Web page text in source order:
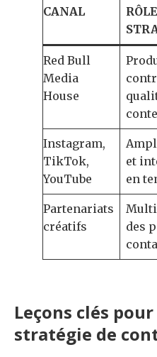
CANAL
RÔLE
Red Bull
Media
House
Instagram,
TikTok,
YouTube
et
en
Partenariats
créatifs
des
Leçons clés
stratégie de